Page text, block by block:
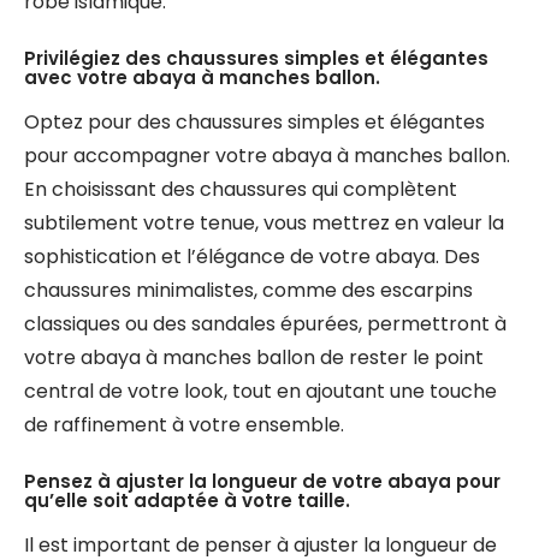
Privilégiez des chaussures simples et élégantes
avec votre abaya à manches ballon.
Optez pour des chaussures simples et élégantes
pour accompagner votre abaya à manches ballon.
En choisissant des chaussures qui complètent
subtilement votre tenue, vous mettrez en valeur la
sophistication et l’élégance de votre abaya. Des
chaussures minimalistes, comme des escarpins
classiques ou des sandales épurées, permettront à
votre abaya à manches ballon de rester le point
central de votre look, tout en ajoutant une touche
de raffinement à votre ensemble.
Pensez à ajuster la longueur de votre abaya pour
qu’elle soit adaptée à votre taille.
Il est important de penser à ajuster la longueur de